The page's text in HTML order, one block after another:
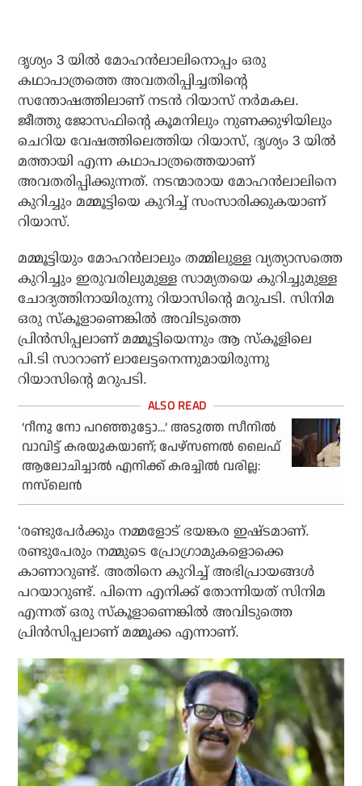
ദൃശ്യം 3 യില്‍ മോഹന്‍ലാലിനൊപ്പം ഒരു
കഥാപാത്രത്തെ അവതരിപ്പിച്ചതിന്റെ
സന്തോഷത്തിലാണ് നടന്‍ റിയാസ് നര്‍മകല.
ജീത്തു ജോസഫിന്റെ കൂമനിലും നുണക്കുഴിയിലും
ചെറിയ വേഷത്തിലെത്തിയ റിയാസ്, ദൃശ്യം 3 യില്‍
മത്തായി എന്ന കഥാപാത്രത്തെയാണ്
അവതരിപ്പിക്കുന്നത്. നടന്മാരായ മോഹന്‍ലാലിനെ
കുറിച്ചും മമ്മൂട്ടിയെ കുറിച്ച് സംസാരിക്കുകയാണ്
റിയാസ്.
മമ്മൂട്ടിയും മോഹന്‍ലാലും തമ്മിലുള്ള വ്യത്യാസത്തെ
കുറിച്ചും ഇരുവരിലുമുള്ള സാമ്യതയെ കുറിച്ചുമുള്ള
ചോദ്യത്തിനായിരുന്നു റിയാസിന്റെ മറുപടി. സിനിമ
ഒരു സ്‌കൂളാണെങ്കില്‍ അവിടുത്തെ
പ്രിന്‍സിപ്പലാണ് മമ്മൂട്ടിയെന്നും ആ സ്‌കൂളിലെ
പി.ടി സാറാണ് ലാലേട്ടനെന്നുമായിരുന്നു
റിയാസിന്റെ മറുപടി.
‘റീനു നോ പറഞ്ഞുട്ടോ…’ അടുത്ത സീനില്‍
വാവിട്ട് കരയുകയാണ്; പേഴ്‌സണല്‍ ലൈഫ്
ആലോചിച്ചാല്‍ എനിക്ക് കരച്ചില്‍ വരില്ല:
നസ്‌ലെന്‍
‘രണ്ടുപേര്‍ക്കും നമ്മളോട് ഭയങ്കര ഇഷ്ടമാണ്.
രണ്ടുപേരും നമ്മുടെ പ്രോഗ്രാമുകളൊക്കെ
കാണാറുണ്ട്. അതിനെ കുറിച്ച് അഭിപ്രായങ്ങള്‍
പറയാറുണ്ട്. പിന്നെ എനിക്ക് തോന്നിയത് സിനിമ
എന്നത് ഒരു സ്‌കൂളാണെങ്കില്‍ അവിടുത്തെ
പ്രിന്‍സിപ്പലാണ് മമ്മൂക്ക എന്നാണ്.